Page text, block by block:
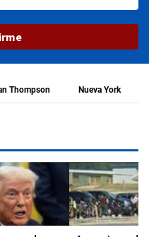
Thompson Nueva York